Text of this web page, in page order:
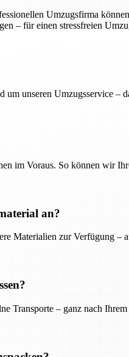
Umzugsfirma
– für einen stressfreien
unseren Umzugsservice –
im Voraus. So können wir
an?
Materialien zur Verfügung –
Transporte – ganz nach